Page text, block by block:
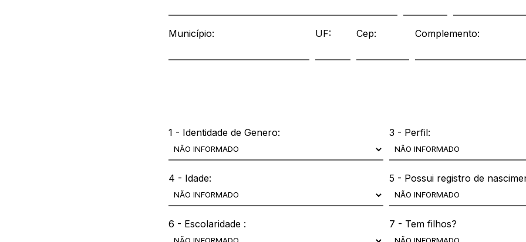
Município: UF: Cep: Complemento:
1 - Identidade de Genero: 3 - Perfil:
4 - Idade: 5 - Possui registro de
6 - Escolaridade : 7 - Tem filhos?